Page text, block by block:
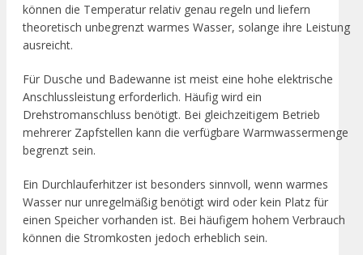
können die Temperatur relativ genau regeln und liefern
theoretisch unbegrenzt warmes Wasser, solange ihre Leistung
ausreicht.
Für Dusche und Badewanne ist meist eine hohe elektrische
Anschlussleistung erforderlich. Häufig wird ein
Drehstromanschluss benötigt. Bei gleichzeitigem Betrieb
mehrerer Zapfstellen kann die verfügbare Warmwassermenge
begrenzt sein.
Ein Durchlauferhitzer ist besonders sinnvoll, wenn warmes
Wasser nur unregelmäßig benötigt wird oder kein Platz für
einen Speicher vorhanden ist. Bei häufigem hohem Verbrauch
können die Stromkosten jedoch erheblich sein.